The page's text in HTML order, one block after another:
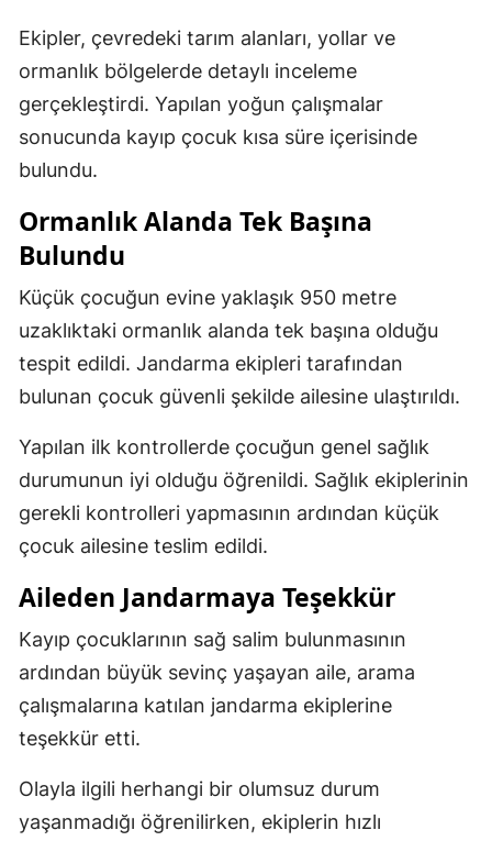
Ekipler, çevredeki tarım alanları, yollar ve
ormanlık bölgelerde detaylı inceleme
gerçekleştirdi. Yapılan yoğun çalışmalar
sonucunda kayıp çocuk kısa süre içerisinde
bulundu.
Ormanlık Alanda Tek Başına
Bulundu
Küçük çocuğun evine yaklaşık 950 metre
uzaklıktaki ormanlık alanda tek başına olduğu
tespit edildi. Jandarma ekipleri tarafından
bulunan çocuk güvenli şekilde ailesine ulaştırıldı.
Yapılan ilk kontrollerde çocuğun genel sağlık
durumunun iyi olduğu öğrenildi. Sağlık ekiplerinin
gerekli kontrolleri yapmasının ardından küçük
çocuk ailesine teslim edildi.
Aileden Jandarmaya Teşekkür
Kayıp çocuklarının sağ salim bulunmasının
ardından büyük sevinç yaşayan aile, arama
çalışmalarına katılan jandarma ekiplerine
teşekkür etti.
Olayla ilgili herhangi bir olumsuz durum
yaşanmadığı öğrenilirken, ekiplerin hızlı